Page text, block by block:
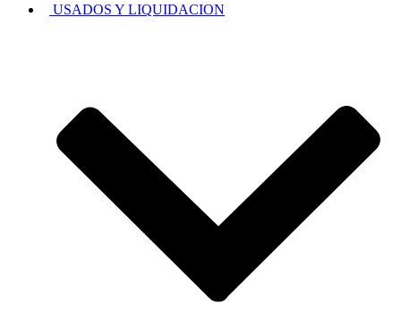
USADOS Y LIQUIDACION